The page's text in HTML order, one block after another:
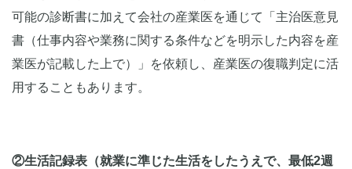
可能の診断書に加えて会社の産業医を通じて「主治医意見
書（仕事内容や業務に関する条件などを明示した内容を産
業医が記載した上で）」を依頼し、産業医の復職判定に活
用することもあります。
②生活記録表（就業に準じた生活をしたうえで、最低2週